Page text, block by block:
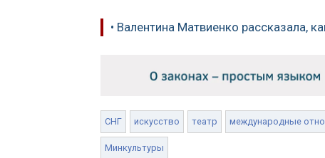
• Валентина Матвиенко рассказала,
СНГ искусство театр международные
Минкультуры